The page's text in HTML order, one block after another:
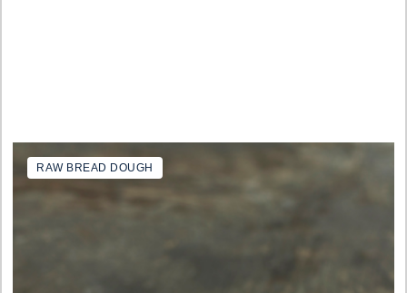
RAW BREAD DOUGH